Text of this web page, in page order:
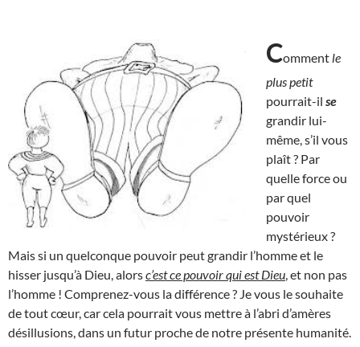
Comment le
plus petit
pourrait-il se
grandir lui-
même, s’il vous
plaît ? Par
quelle force ou
par quel
pouvoir
mystérieux ?
Mais si un quelconque pouvoir peut grandir l’homme et le
hisser jusqu’à Dieu, alorsc’est ce pouvoir qui est Dieu , et non pas
l’homme ! Comprenez-vous la différence ? Je vous le souhaite
de tout cœur, car cela pourrait vous mettre à l’abri d’amères
désillusions, dans un futur proche de notre présente humanité.